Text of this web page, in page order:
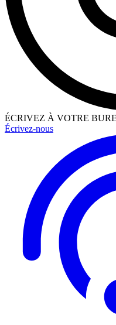
ÉCRIVEZ À VOTRE
Écrivez-nous